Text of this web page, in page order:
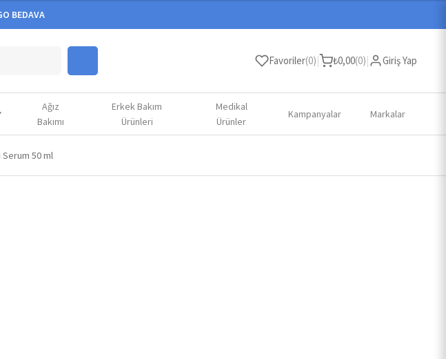
BEDAVA
Favoriler(0)| ₺0,00(0)| Giriş Yap
Ağız
Bakımı
Erkek Bakım
Ürünleri
Medikal
Ürünler
Kampanyalar Markalar
Serum 50 ml